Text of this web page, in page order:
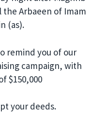
the Arbaeen of Imam
(as).
remind you of our
campaign, with
$150,000
your deeds.